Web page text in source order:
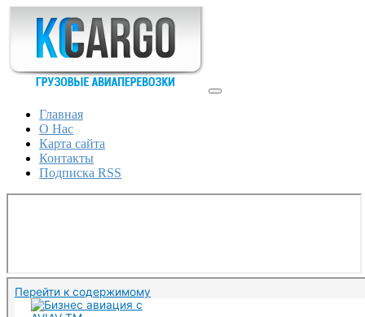
Главная
О Нас
Карта сайта
Контакты
Подписка RSS